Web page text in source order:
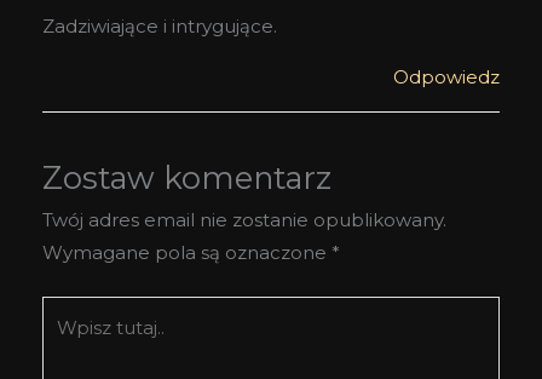
Zadziwiające i intrygujące.
Odpowiedz
Zostaw komentarz
Twój adres email nie zostanie opublikowany.
Wymagane pola są oznaczone *
tutaj..